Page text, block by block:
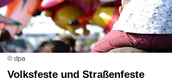
© dpa
Volksfeste und Straßenfeste